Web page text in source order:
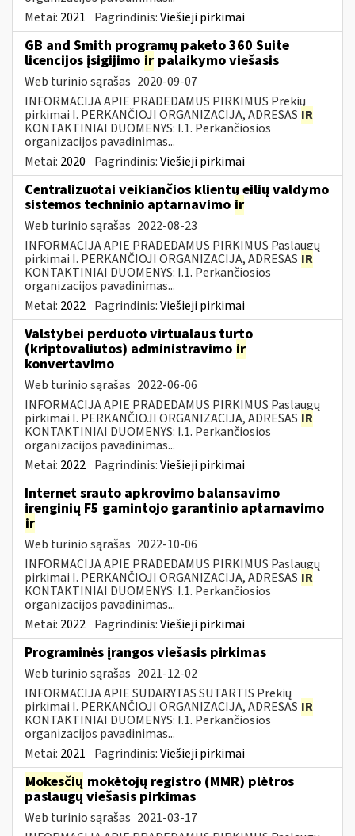
Metai: 2021 Pagrindinis:Viešieji pirkimai
GB and Smith programų paketo 360 Suite
licencijos įsigijimo ir palaikymo viešasis
Web turinio sąrašas 2020-09-07
INFORMACIJA APIE PRADEDAMUS PIRKIMUS Prekių
pirkimai I. PERKANČIOJI ORGANIZACIJA, ADRESAS IR
KONTAKTINIAI DUOMENYS: I.1. Perkančiosios
organizacijos pavadinimas...
Metai: 2020 Pagrindinis:Viešieji pirkimai
Centralizuotai veikiančios klientų eilių valdymo
sistemos techninio aptarnavimo ir
Web turinio sąrašas 2022-08-23
INFORMACIJA APIE PRADEDAMUS PIRKIMUS Paslaugų
pirkimai I. PERKANČIOJI ORGANIZACIJA, ADRESAS IR
KONTAKTINIAI DUOMENYS: I.1. Perkančiosios
organizacijos pavadinimas...
Metai: 2022 Pagrindinis:Viešieji pirkimai
Valstybei perduoto virtualaus turto
(kriptovaliutos) administravimo ir
konvertavimo
Web turinio sąrašas 2022-06-06
INFORMACIJA APIE PRADEDAMUS PIRKIMUS Paslaugų
pirkimai I. PERKANČIOJI ORGANIZACIJA, ADRESAS IR
KONTAKTINIAI DUOMENYS: I.1. Perkančiosios
organizacijos pavadinimas...
Metai: 2022 Pagrindinis:Viešieji pirkimai
Internet srauto apkrovimo balansavimo
įrenginių F5 gamintojo garantinio aptarnavimo
ir
Web turinio sąrašas 2022-10-06
INFORMACIJA APIE PRADEDAMUS PIRKIMUS Paslaugų
pirkimai I. PERKANČIOJI ORGANIZACIJA, ADRESAS IR
KONTAKTINIAI DUOMENYS: I.1. Perkančiosios
organizacijos pavadinimas...
Metai: 2022 Pagrindinis:Viešieji pirkimai
Programinės įrangos viešasis pirkimas
Web turinio sąrašas 2021-12-02
INFORMACIJA APIE SUDARYTAS SUTARTIS Prekių
pirkimai I. PERKANČIOJI ORGANIZACIJA, ADRESAS IR
KONTAKTINIAI DUOMENYS: I.1. Perkančiosios
organizacijos pavadinimas...
Metai: 2021 Pagrindinis:Viešieji pirkimai
Mokesčių mokėtojų registro (MMR) plėtros
paslaugų viešasis pirkimas
Web turinio sąrašas 2021-03-17